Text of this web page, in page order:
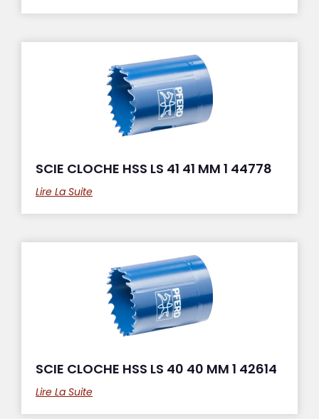
SCIE CLOCHE HSS LS 41 41 MM 1 44778
Lire La Suite
SCIE CLOCHE HSS LS 40 40 MM 1 42614
Lire La Suite